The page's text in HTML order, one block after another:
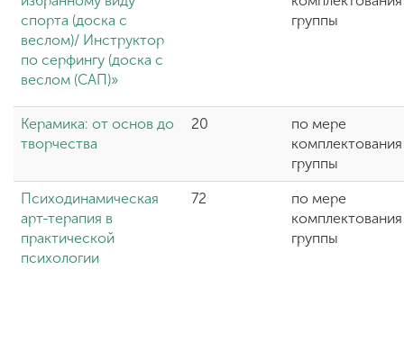
спорта (доска с
веслом)/ Инструктор
по серфингу (доска с
веслом (САП)»
группы
Керамика: от основ до
творчества
20
по мере
комплектования
группы
Психодинамическая
арт-терапия в
практической
психологии
72
по мере
комплектования
группы